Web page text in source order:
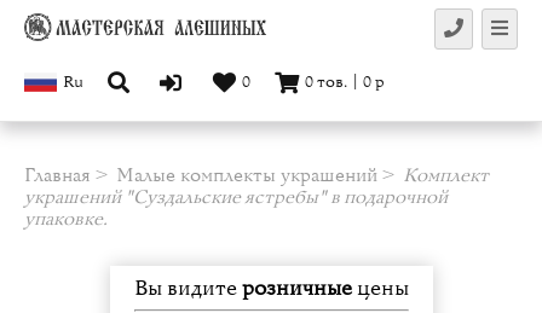
Ru 0 0тов. 0р
Главная Малые комплекты украшений
Комплект
украшений "Суздальские ястребы" в подарочной
упаковке.
Вы видитерозничныецены